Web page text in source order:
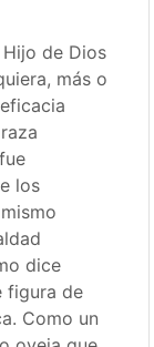
de Dios
más o
los
dice
figura de
Como un